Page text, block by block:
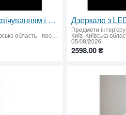
Дзеркало з LED підсвічуванням і сенсорним вимикачем 600 х 800 мм
Київ, Київська область (Київська область - продати купити)
Предмети інтер'єру
05/08/2026
2598.00 ₴